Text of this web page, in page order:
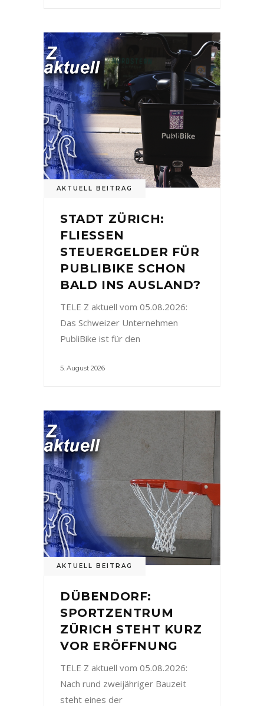
AKTUELL BEITRAG
STADT ZÜRICH:
FLIESSEN
STEUERGELDER FÜR
PUBLIBIKE SCHON
BALD INS AUSLAND?
TELE Z aktuell vom 05.08.2026:
Das Schweizer Unternehmen
PubliBike ist für den
5. August 2026
AKTUELL BEITRAG
DÜBENDORF:
SPORTZENTRUM
ZÜRICH STEHT KURZ
VOR ERÖFFNUNG
TELE Z aktuell vom 05.08.2026:
Nach rund zweijähriger Bauzeit
steht eines der